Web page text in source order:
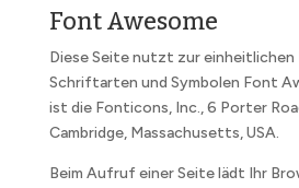
Font Awesome
Diese Seite nutzt zur einheitlichen
Schriftarten und Symbolen Font
ist die Fonticons, Inc., 6 Porter
Cambridge, Massachusetts, USA.
Beim Aufruf einer Seite lädt Ihr